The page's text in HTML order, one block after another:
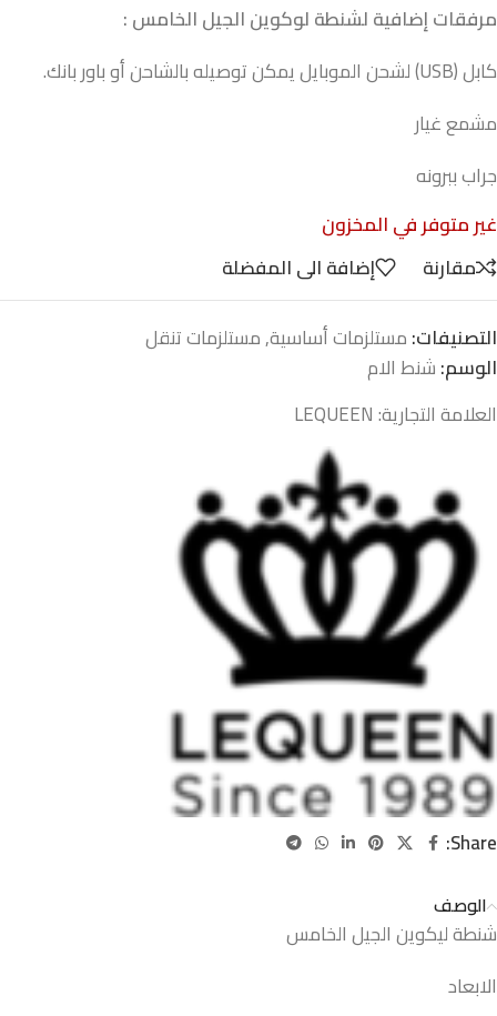
مرفقات إضافية لشنطة لوكوين الجيل الخامس :
كابل (USB) لشحن الموبايل يمكن توصيله بالشاحن أو باور بانك.
مشمع غيار
جراب ببرونه
غير متوفر في المخزون
مقارنة
إضافة الى المفضلة
التصنيفات:مستلزمات أساسية,مستلزمات تنقل
الوسم:شنط الام
العلامة التجارية:LEQUEEN
Share:
الوصف
شنطة ليكوين الجيل الخامس
الابعاد